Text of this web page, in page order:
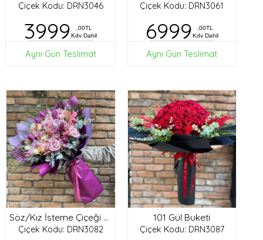
Çiçek Kodu: DRN3046
3999
,00TL
Kdv Dahil
Aynı Gün Teslimat
Çiçek Kodu: DRN3061
6999
,00TL
Kdv Dahil
Aynı Gün Teslimat
Söz/Kız İsteme Çiçeği Buketi
Çiçek Kodu: DRN3082
101 Gül Buketi
Çiçek Kodu: DRN3087